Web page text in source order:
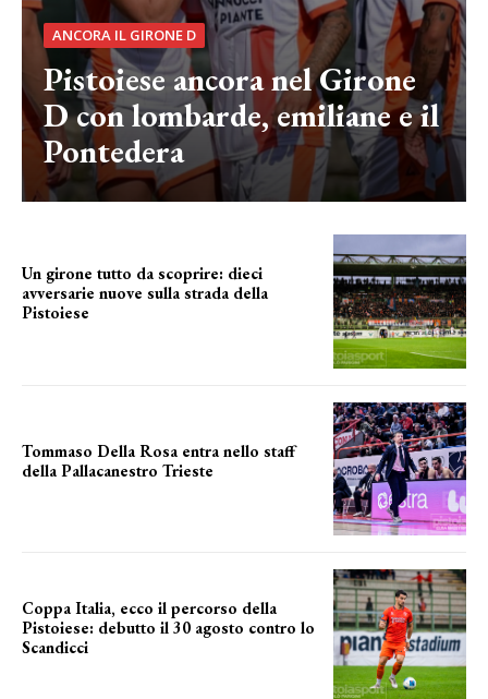
ANCORA IL GIRONE D
Pistoiese ancora nel Girone
D con lombarde, emiliane e il
Pontedera
Un girone tutto da scoprire: dieci
avversarie nuove sulla strada della
Pistoiese
Tommaso Della Rosa entra nello staff
della Pallacanestro Trieste
Coppa Italia, ecco il percorso della
Pistoiese: debutto il 30 agosto contro lo
Scandicci